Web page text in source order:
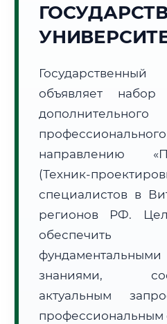
🌅 Восход: 05:20
Субъект:
Часовой пояс:
Формат учебы:
🗺️ Зона обслуживания: г. Витебск
• Маршрут транзита:~3 272 км
объявляет
дополнительного
направлению
(Техник-
специалистов в
регионов РФ.
обеспечить
знаниями,
актуальным
профессиональным